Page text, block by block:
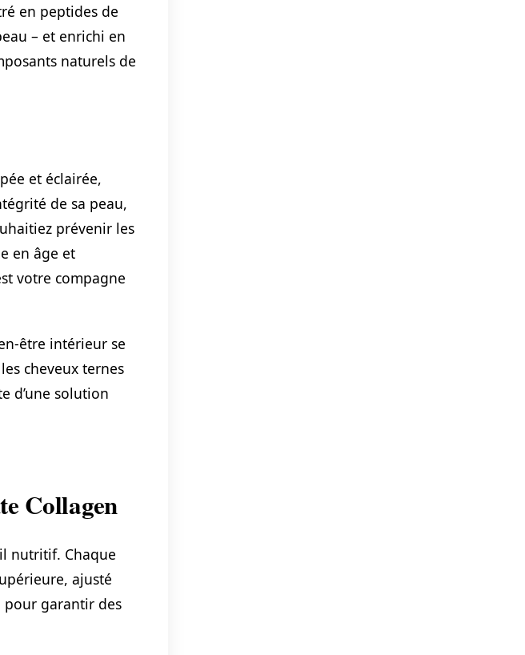
en peptides de
– et enrichi en
naturels de
et éclairée,
de sa peau,
prévenir les
en âge et
votre compagne
être intérieur se
cheveux ternes
d’une solution
Collagen
nutritif. Chaque
ajusté
pour garantir des